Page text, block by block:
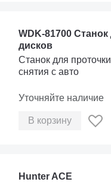
WDK-81700
дисков
Станок для
снятия с авто
Уточняйте наличие
В корзину
Hunter ACE